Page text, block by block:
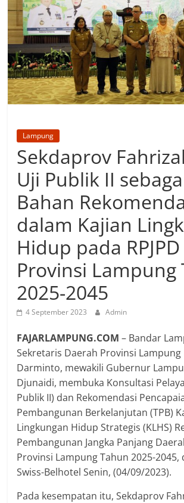
Lampung
Sekdaprov
Uji Publik II
Bahan
dalam Kajian
Hidup pada RPJPD
Provinsi Lampung
2025-2045
4 September 2023 Admin
FAJARLAMPUNG.COM– Bandar
Sekretaris Daerah Provinsi Lampung
Darminto, mewakili Gubernur
Djunaidi, membuka Konsultasi
Publik II) dan Rekomendasi
Pembangunan Berkelanjutan (TPB)
Lingkungan Hidup Strategis (KLHS)
Pembangunan Jangka Panjang
Provinsi Lampung Tahun 2025-2045,
Swiss-Belhotel Senin, (04/09/2023).
Pada kesempatan itu, Sekdaprov